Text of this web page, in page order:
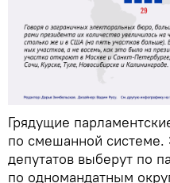
Грядущие
по смешанной системе.
депутатов выберут по
по одномандатным